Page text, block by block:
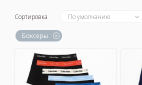
Сортировка По умолчанию
Боксеры